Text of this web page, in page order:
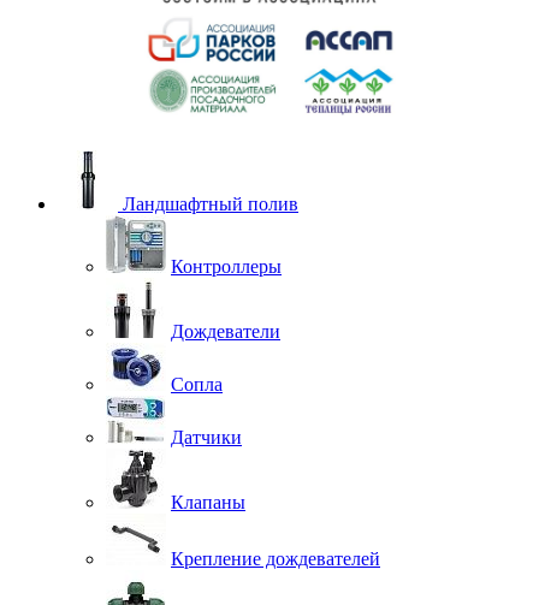
Ландшафтный полив
Контроллеры
Дождеватели
Сопла
Датчики
Клапаны
Крепление дождевателей